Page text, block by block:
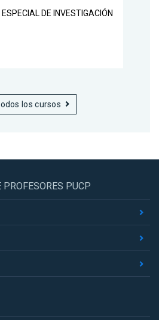
DE INVESTIGACIÓN
los cursos
PUCP